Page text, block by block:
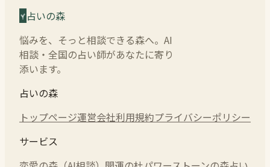
占いの森
悩みを、そっと相談できる森へ。AI
相談・全国の占い師があなたに寄り
添います。
占いの森
トップページ運営会社利用規約プライバシーポリシー
サービス